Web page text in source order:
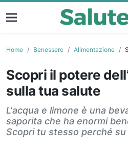
Home Benessere Alimentazione
Scopri il potere
sulla tua salute
L'acqua e limone è una
saporita che ha enormi
Scopri tu stesso perché su